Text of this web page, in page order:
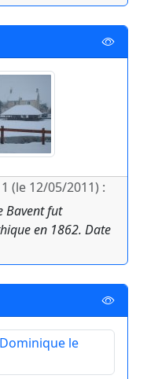
(le 12/05/2011) :
Bavent fut
en 1862. Date